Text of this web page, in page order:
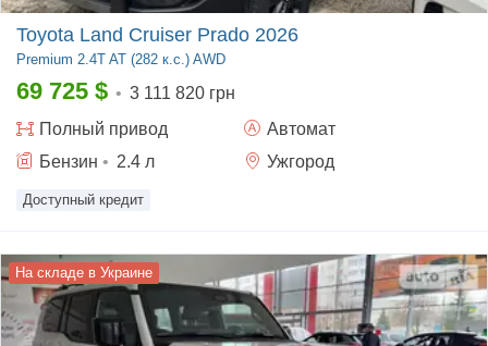
Toyota Land Cruiser Prado 2026
Premium 2.4T AT (282 к.с.) AWD
69 725 $ • 3 111 820 грн
Полный привод
Автомат
Бензин • 2.4 л Ужгород
Доступный кредит
На складе в Украине